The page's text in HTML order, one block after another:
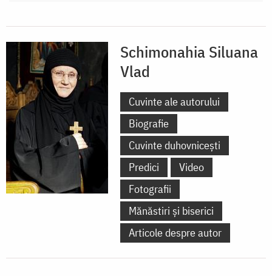
Schimonahia Siluana
Vlad
Cuvinte ale autorului
Biografie
Cuvinte duhovnicești
Predici
Video
Fotografii
Mănăstiri și biserici
Articole despre autor